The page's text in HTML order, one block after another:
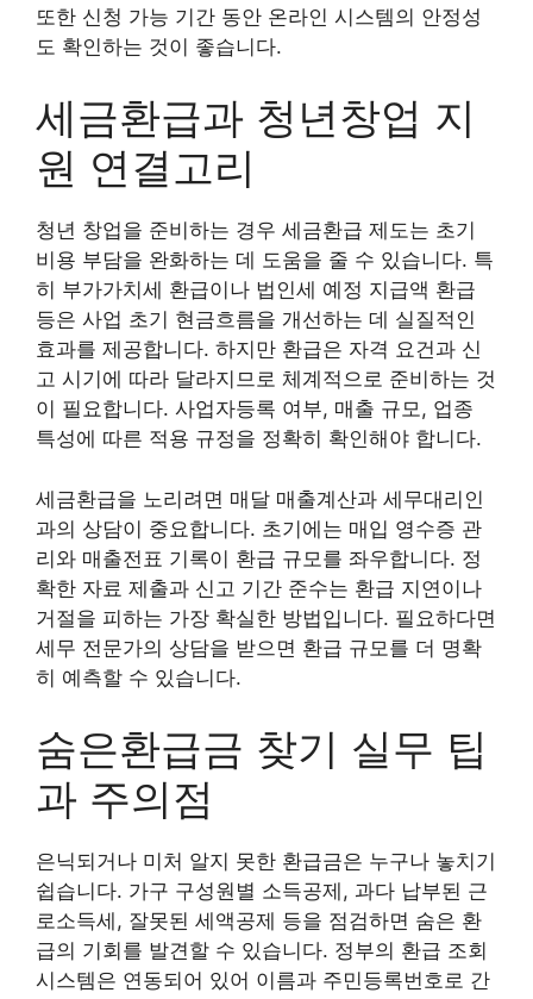
또한 신청 가능 기간 동안 온라인 시스템의 안정성
도 확인하는 것이 좋습니다.
세금환급과 청년창업 지
원 연결고리
청년 창업을 준비하는 경우 세금환급 제도는 초기
비용 부담을 완화하는 데 도움을 줄 수 있습니다. 특
히 부가가치세 환급이나 법인세 예정 지급액 환급
등은 사업 초기 현금흐름을 개선하는 데 실질적인
효과를 제공합니다. 하지만 환급은 자격 요건과 신
고 시기에 따라 달라지므로 체계적으로 준비하는 것
이 필요합니다. 사업자등록 여부, 매출 규모, 업종
특성에 따른 적용 규정을 정확히 확인해야 합니다.
세금환급을 노리려면 매달 매출계산과 세무대리인
과의 상담이 중요합니다. 초기에는 매입 영수증 관
리와 매출전표 기록이 환급 규모를 좌우합니다. 정
확한 자료 제출과 신고 기간 준수는 환급 지연이나
거절을 피하는 가장 확실한 방법입니다. 필요하다면
세무 전문가의 상담을 받으면 환급 규모를 더 명확
히 예측할 수 있습니다.
숨은환급금 찾기 실무 팁
과 주의점
은닉되거나 미처 알지 못한 환급금은 누구나 놓치기
쉽습니다. 가구 구성원별 소득공제, 과다 납부된 근
로소득세, 잘못된 세액공제 등을 점검하면 숨은 환
급의 기회를 발견할 수 있습니다. 정부의 환급 조회
시스템은 연동되어 있어 이름과 주민등록번호로 간